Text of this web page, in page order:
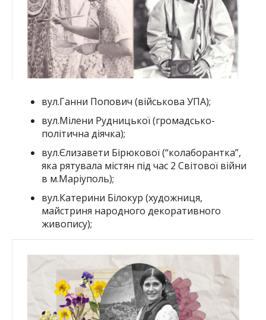
вул.Ганни Попович (військова УПА);
вул.Мілени Рудницької (громадсько-
політична діячка);
вул.Єлизавети Бірюкової (“колаборантка”,
яка рятувала містян під час 2 Світової війни
в м.Маріуполь);
вул.Катерини Білокур (художниця,
майстриня народного декоративного
живопису);